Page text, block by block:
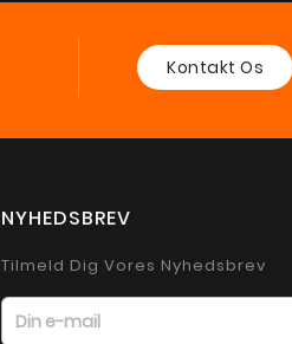
Kontakt Os
NYHEDSBREV
Tilmeld Dig Vores Nyhedsbrev